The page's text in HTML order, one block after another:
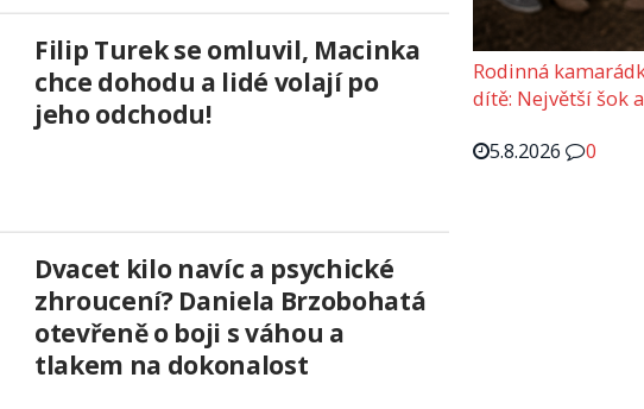
Filip Turek se omluvil, Macinka
chce dohodu a lidé volají po
jeho odchodu!
Dvacet kilo navíc a psychické
zhroucení? Daniela Brzobohatá
otevřeně o boji s váhou a
tlakem na dokonalost
Rodinná
dítě: Největší šok
5.8.2026
0